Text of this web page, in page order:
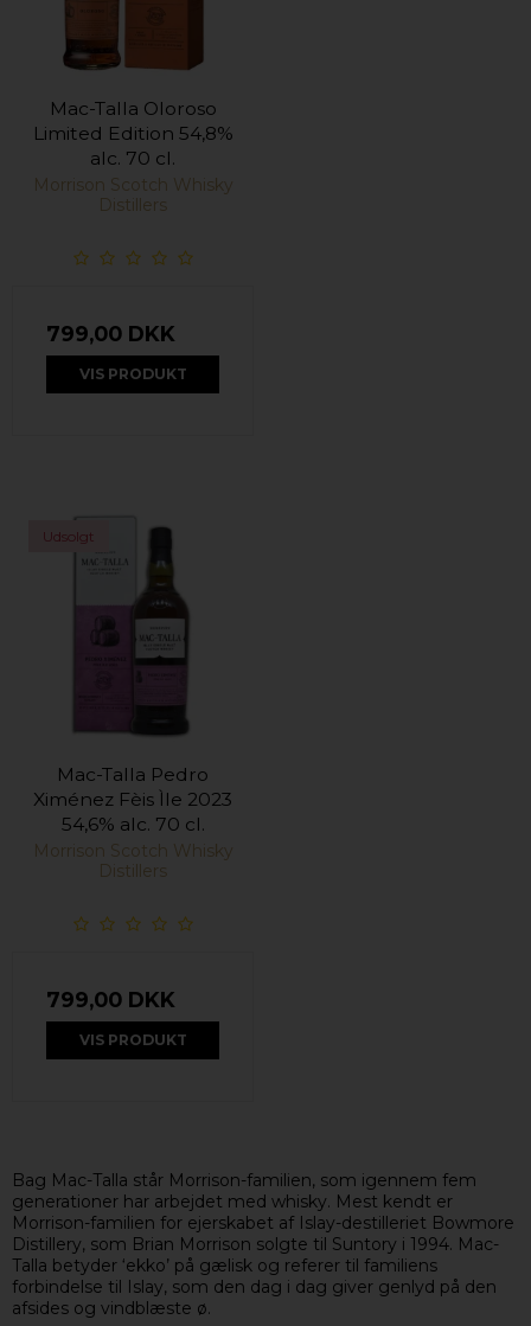
Mac-Talla Oloroso
Limited Edition 54,8%
alc. 70 cl.
Morrison Scotch Whisky
Distillers
799,00 DKK
VIS PRODUKT
Udsolgt
Mac-Talla Pedro
Ximénez Fèis Ìle 2023
54,6% alc. 70 cl.
Morrison Scotch Whisky
Distillers
799,00 DKK
VIS PRODUKT
Bag Mac-Talla står Morrison-familien, som igennem fem
generationer har arbejdet med whisky. Mest kendt er
Morrison-familien for ejerskabet af Islay-destilleriet Bowmore
Distillery, som Brian Morrison solgte til Suntory i 1994. Mac-
Talla betyder ‘ekko’ på gælisk og referer til familiens
forbindelse til Islay, som den dag i dag giver genlyd på den
afsides og vindblæste ø.